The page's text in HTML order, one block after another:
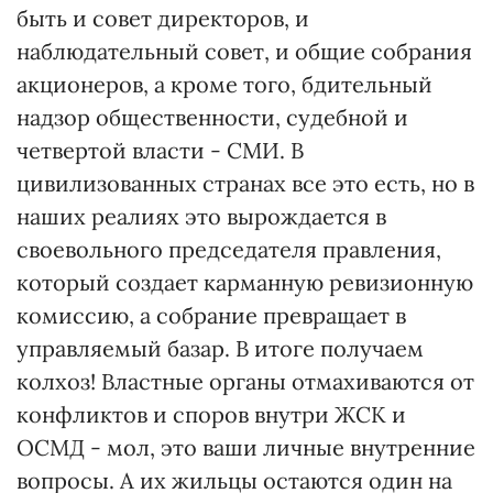
быть и совет директоров, и
наблюдательный совет, и общие собрания
акционеров, а кроме того, бдительный
надзор общественности, судебной и
четвертой власти - СМИ. В
цивилизованных странах все это есть, но в
наших реалиях это вырождается в
своевольного председателя правления,
который создает карманную ревизионную
комиссию, а собрание превращает в
управляемый базар. В итоге получаем
колхоз! Властные органы отмахиваются от
конфликтов и споров внутри ЖСК и
ОСМД - мол, это ваши личные внутренние
вопросы. А их жильцы остаются один на